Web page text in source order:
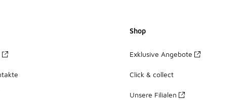
Shop
Exklusive Angebote
Click & collect
Unsere Filialen